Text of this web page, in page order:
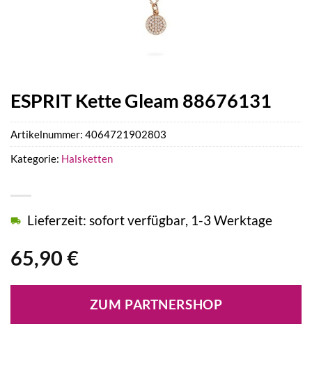
ESPRIT Kette Gleam 88676131
65,90 €
Lieferzeit: sofort verfügbar, 1-3 Werktage
ZUM PARTNERSHOP
Artikelnummer: 4064721902803
Kategorie: Halsketten